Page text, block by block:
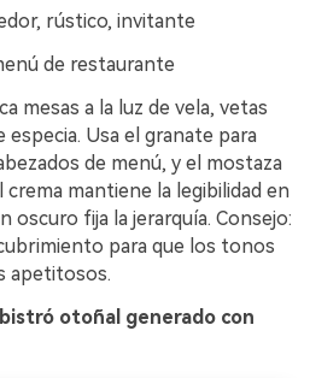
rústico, invitante
de restaurante
mesas a la luz de vela, vetas
Usa el granate para
de menú, y el mostaza
mantiene la legibilidad en
oscuro fija la jerarquía. Consejo:
para que los tonos
apetitosos.
otoñal generado con